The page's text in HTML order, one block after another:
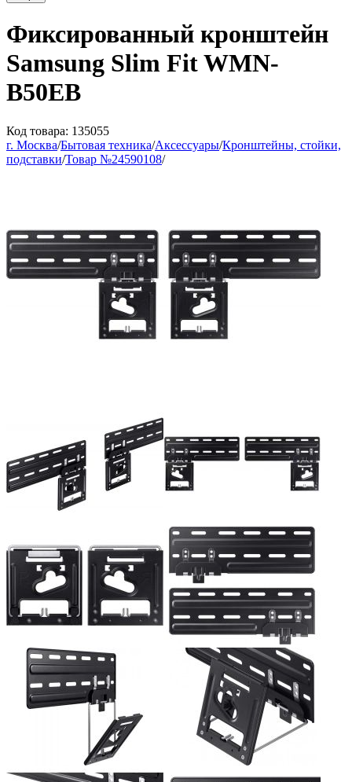
Фиксированный кронштейн
Samsung Slim Fit WMN-
B50EB
Код товара: 135055
г. Москва/Бытовая техника/Аксессуары/Кронштейны, стойки,
подставки/Товар №24590108/